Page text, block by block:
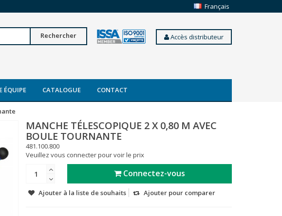
Français
Rechercher
Accès distributeur
ÉQUIPE CATALOGUE CONTACT
MANCHE TÉLESCOPIQUE 2 X 0,80 M AVEC
BOULE TOURNANTE
481.100.800
Veuillez vous connecter pour voir le prix
Connectez-vous
Ajouter à la liste de souhaits Ajouter pour comparer